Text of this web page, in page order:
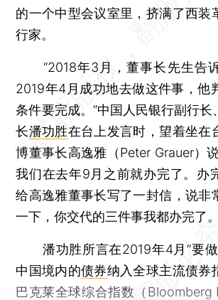
的一个中型会议室里，挤满了西装
行家。
“2018年3月，董事长先生告
2019年4月成功地去做这件事，他
条件要完成。”中国人民银行副行长
长潘功胜在台上发言时，望着坐在
博董事长高逸雅（Peter Grauer）
我们在去年9月之前就办完了。办
给高逸雅董事长写了一封信，说非
一下，你交代的三件事我都办完了
潘功胜所言在2019年4月“要做
中国境内的债券纳入全球主流债券
巴克莱全球综合指数（Bloomberg